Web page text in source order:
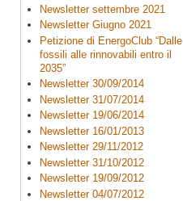
Newsletter settembre 2021
Newsletter Giugno 2021
Petizione di EnergoClub “Dalle
fossili alle rinnovabili entro il
2035”
Newsletter 30/09/2014
Newsletter 31/07/2014
Newsletter 19/06/2014
Newsletter 16/01/2013
Newsletter 29/11/2012
Newsletter 31/10/2012
Newsletter 19/09/2012
Newsletter 04/07/2012